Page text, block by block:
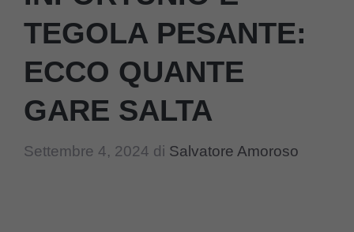
TEGOLA PESANTE:
ECCO QUANTE
GARE SALTA
Settembre 4, 2024 di Salvatore Amoroso